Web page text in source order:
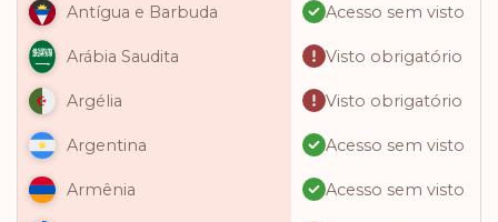
Antígua e Barbuda Acesso sem visto
Arábia Saudita Visto obrigatório
Argélia Visto obrigatório
Argentina Acesso sem visto
Armênia Acesso sem visto